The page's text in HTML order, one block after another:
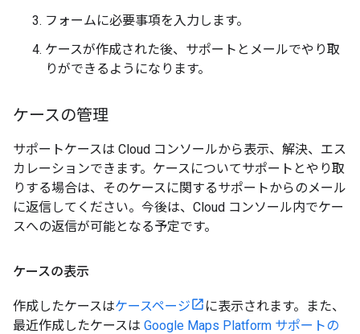
フォームに必要事項を入力します。
ケースが作成された後、サポートとメールでやり取
りができるようになります。
ケースの管理
サポートケースは Cloud コンソールから表示、解決、エス
カレーションできます。ケースについてサポートとやり取
りする場合は、そのケースに関するサポートからのメール
に返信してください。今後は、Cloud コンソール内でケー
スへの返信が可能となる予定です。
ケースの表示
作成したケースはケースページ
に表示されます。また、
最近作成したケースは Google Maps Platform サポートの